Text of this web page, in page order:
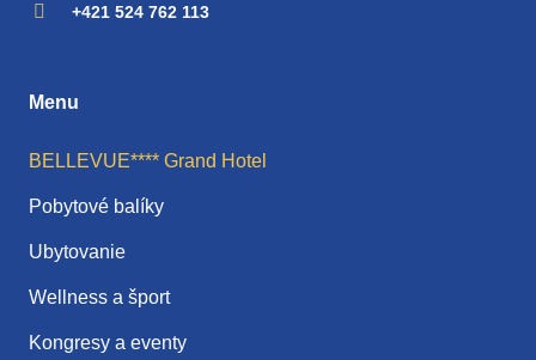
+421 524 762 113
Menu
BELLEVUE**** Grand Hotel
Pobytové balíky
Ubytovanie
Wellness a šport
Kongresy a eventy